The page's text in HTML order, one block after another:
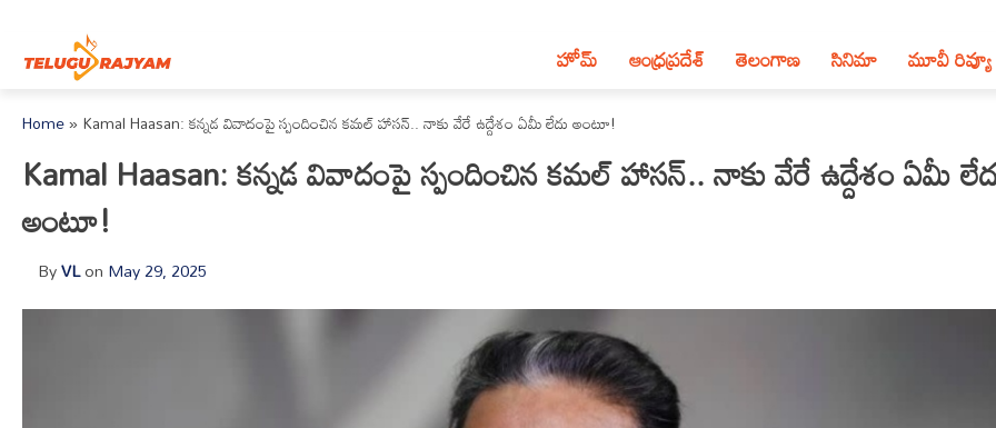
హోమ్ ఆంధ్ర‌ప్ర‌దేశ్‌ తెలంగాణ‌ సినిమా మూవీ రివ్యూ
Home»Kamal Haasan: కన్నడ వివాదంపై స్పందించిన కమల్ హాసన్.. నాకు వేరే ఉద్దేశం ఏమీ లేదు అంటూ!
Kamal Haasan: కన్నడ వివాదంపై స్పందించిన కమల్ హాసన్.. నాకు వేరే ఉద్దేశం ఏమీ
అంటూ!
ByVLon May 29, 2025